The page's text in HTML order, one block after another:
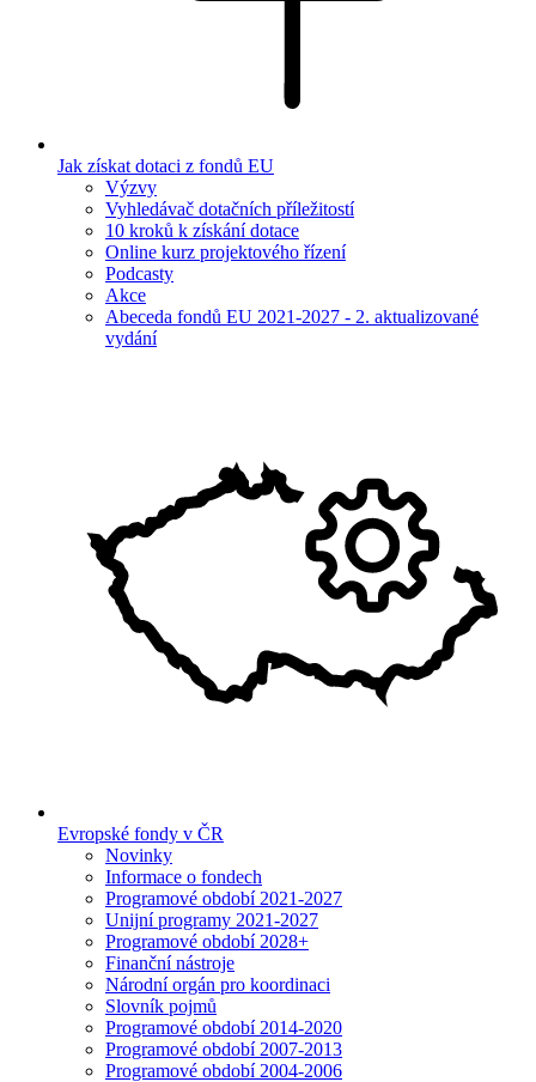
Jak získat dotaci z fondů EU
Výzvy
Vyhledávač dotačních příležitostí
10 kroků k získání dotace
Online kurz projektového řízení
Podcasty
Akce
Abeceda fondů EU 2021-2027 - 2. aktualizované
vydání
Evropské fondy v ČR
Novinky
Informace o fondech
Programové období 2021-2027
Unijní programy 2021-2027
Programové období 2028+
Finanční nástroje
Národní orgán pro koordinaci
Slovník pojmů
Programové období 2014-2020
Programové období 2007-2013
Programové období 2004-2006